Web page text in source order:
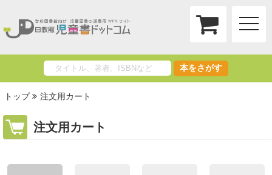
toggle
本をさがす
トップ 注文用カート
注文用カート